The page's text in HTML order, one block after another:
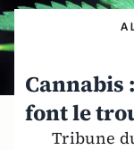
A
Cannabis
font le
Tribune